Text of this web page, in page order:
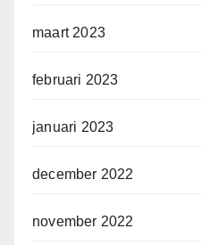
maart 2023
februari 2023
januari 2023
december 2022
november 2022